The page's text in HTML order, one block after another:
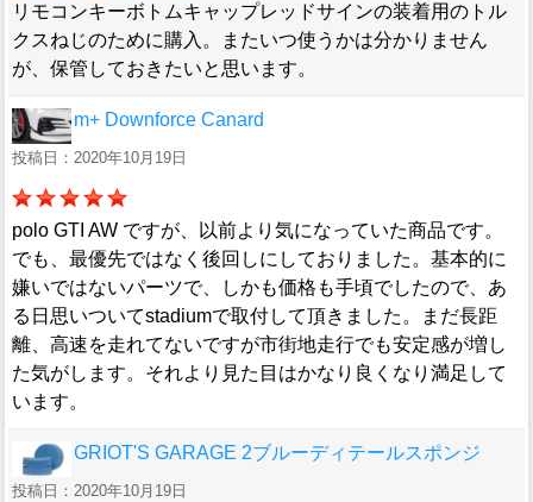
リモコンキーボトムキャップレッドサインの装着用のトル
クスねじのために購入。またいつ使うかは分かりません
が、保管しておきたいと思います。
m+ Downforce Canard
投稿日：2020年10月19日
polo GTI AW ですが、以前より気になっていた商品です。
でも、最優先ではなく後回しにしておりました。基本的に
嫌いではないパーツで、しかも価格も手頃でしたので、あ
る日思いついてstadiumで取付して頂きました。まだ長距
離、高速を走れてないですが市街地走行でも安定感が増し
た気がします。それより見た目はかなり良くなり満足して
います。
GRIOT'S GARAGE 2ブルーディテールスポンジ
投稿日：2020年10月19日